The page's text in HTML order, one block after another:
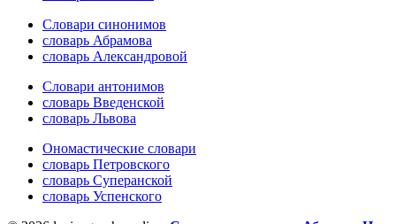
Словари синонимов
словарь Абрамова
словарь Александровой
Словари антонимов
словарь Введенской
словарь Львова
Ономастические словари
словарь Петровского
словарь Суперанской
словарь Успенского